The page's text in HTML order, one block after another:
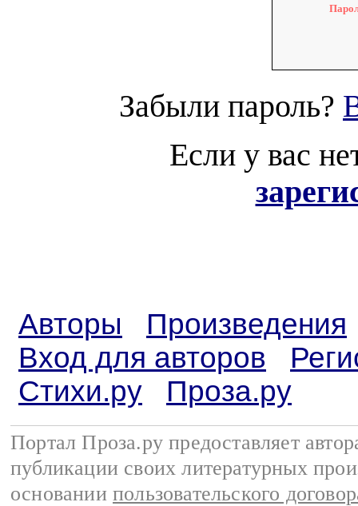
Забыли пароль?
Если у вас
Авторы
Произведения
Вход для авторов
Стихи.ру
Проза.ру
Портал Проза.ру предоставляет
публикации своих литературных
основании пользовательского